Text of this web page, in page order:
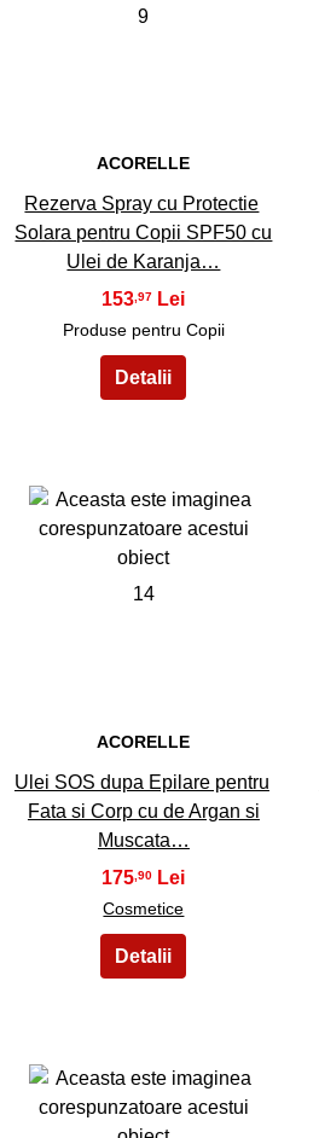
9
ACORELLE
Rezerva Spray cu Protectie
Solara pentru Copii SPF50 cu
Ulei de Karanja…
153 ,97
Produse pentru Copii
14
ACORELLE
Ulei SOS dupa Epilare pentru
Fata si Corp cu de Argan si
Muscata…
175 ,90
Cosmetice